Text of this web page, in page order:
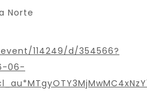
Norte
114249/d/354566?
06-